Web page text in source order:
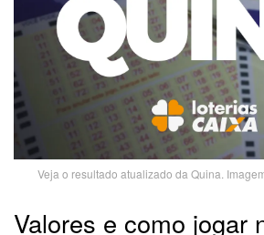
Veja o resultado atualizado da Quina.
Valores e como jogar